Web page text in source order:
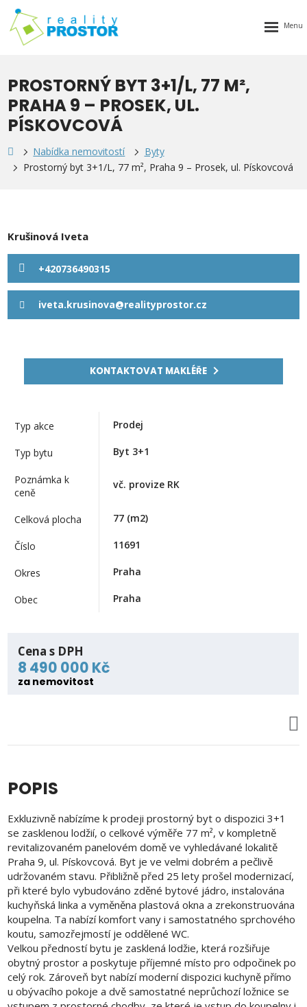
PROSTORNÝ BYT 3+1/L, 77 M²,
PRAHA 9 – PROSEK, UL.
PÍSKOVCOVÁ
Nabídka nemovitostí
Byty
Prostorný byt 3+1/L, 77 m², Praha 9 – Prosek, ul. Pískovcová
Krušinová Iveta
+420736490315
iveta.krusinova@realityprostor.cz
KONTAKTOVAT MAKLÉŘE
Typ akce Prodej
Typ bytu Byt 3+1
Poznámka k
ceně
vč. provize RK
Celková plocha 77 (m2)
Číslo 11691
Okres Praha
Obec Praha
Cena s DPH
8 490 000 Kč
za nemovitost
POPIS
Exkluzivně nabízíme k prodeji prostorný byt o dispozici 3+1
se zasklenou lodžií, o celkové výměře 77 m², v kompletně
revitalizovaném panelovém domě ve vyhledávané lokalitě
Praha 9, ul. Pískovcová. Byt je ve velmi dobrém a pečlivě
udržovaném stavu. Přibližně před 25 lety prošel modernizací,
při které bylo vybudováno zděné bytové jádro, instalována
kuchyňská linka a vyměněna plastová okna a zrekonstruována
koupelna. Ta nabízí komfort vany i samostatného sprchového
koutu, samozřejmostí je oddělené WC.
Velkou předností bytu je zasklená lodžie, která rozšiřuje
obytný prostor a poskytuje příjemné místo pro odpočinek po
celý rok. Zároveň byt nabízí moderní dispozici kuchyně přímo
u obývacího pokoje a dvě samostatné neprůchozí ložnice se